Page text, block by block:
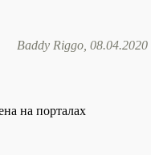
Baddy Riggo, 08.04.2020
на порталах